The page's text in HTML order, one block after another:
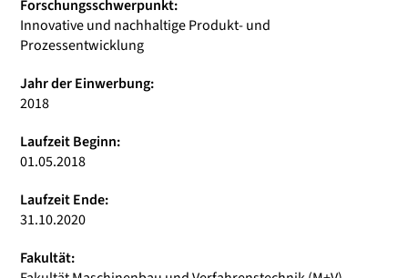
Forschungsschwerpunkt:
Innovative und nachhaltige Produkt- und
Prozessentwicklung
Jahr der Einwerbung:
2018
Laufzeit Beginn:
01.05.2018
Laufzeit Ende:
31.10.2020
Fakultät: